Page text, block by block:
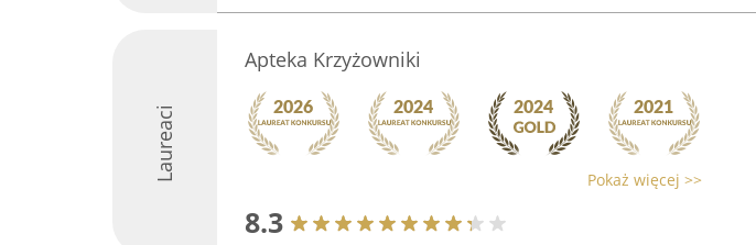
Laureaci
Apteka Krzyżowniki
Pokaż więcej >>
8.3